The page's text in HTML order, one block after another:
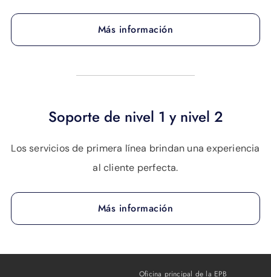
Más información
Soporte de nivel 1 y nivel 2
Los servicios de primera línea brindan una experiencia
al cliente perfecta.
Más información
Oficina principal de la EPB